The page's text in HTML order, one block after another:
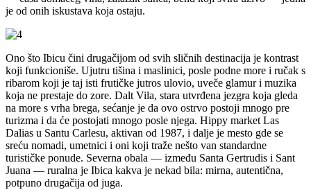
je od onih iskustava koja ostaju.
Ono što Ibicu čini drugačijom od svih sličnih destinacija je kontrast
koji funkcioniše. Ujutru tišina i maslinici, posle podne more i ručak s
ribarom koji je taj isti frutičke jutros ulovio, uveče glamur i muzika
koja ne prestaje do zore. Dalt Vila, stara utvrđena jezgra koja gleda
na more s vrha brega, sećanje je da ovo ostrvo postoji mnogo pre
turizma i da će postojati mnogo posle njega. Hippy market Las
Dalias u Santu Carlesu, aktivan od 1987, i dalje je mesto gde se
sreću nomadi, umetnici i oni koji traže nešto van standardne
turističke ponude. Severna obala — između Santa Gertrudis i Sant
Juana — ruralna je Ibica kakva je nekad bila: mirna, autentična,
potpuno drugačija od juga.